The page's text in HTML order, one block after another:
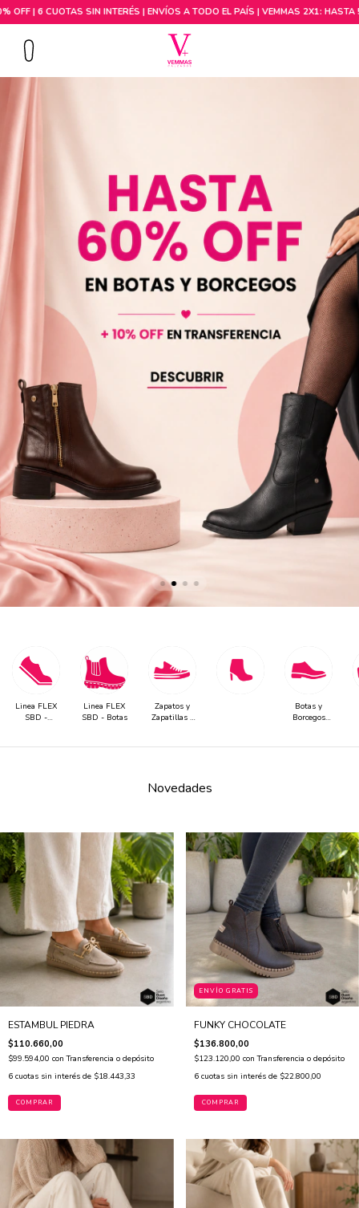
Comprar por talle
Linea FLEX
SBD -
Linea FLEX
SBD - Botas
Zapatos y
Zapatillas -
Botas y
Borcegos
Novedades
ESTAMBUL PIEDRA
$110.660,00
$99.594,00 con Transferencia o depósito
6 cuotas sin interés de $18.443,33
COMPRAR
ENVÍO GRATIS
FUNKY CHOCOLATE
$136.800,00
$123.120,00 con Transferencia o depósito
6 cuotas sin interés de $22.800,00
COMPRAR